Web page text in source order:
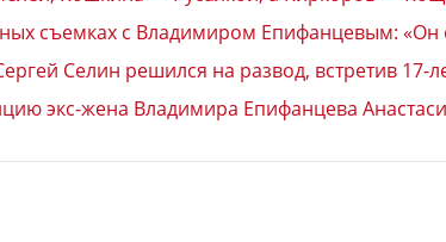
съемках с Владимиром Епифанцевым: «Он
Селин решился на развод, встретив 17-
экс-жена Владимира Епифанцева